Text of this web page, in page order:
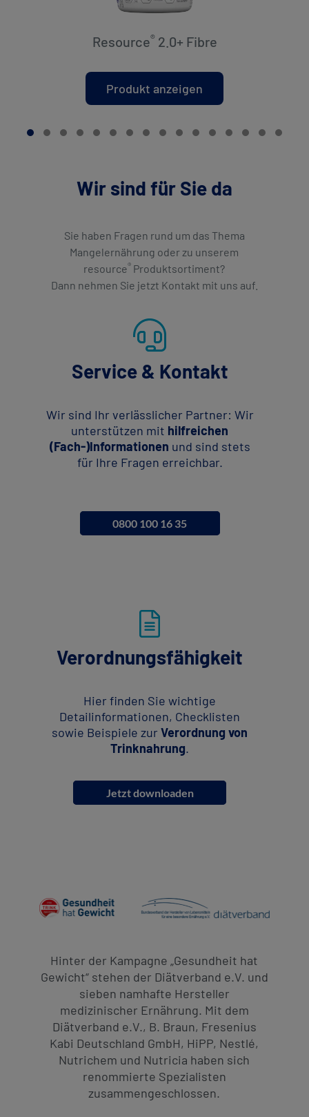
Resource® 2.0+ Fibre
Produkt anzeigen
Wir sind für Sie da
Sie haben Fragen rund um das Thema
Mangelernährung oder zu unserem
resource® Produktsortiment?
Dann nehmen Sie jetzt Kontakt mit uns auf.
Service & Kontakt
Wir sind Ihr verlässlicher Partner: Wir
unterstützen mit hilfreichen
(Fach-)Informationen und sind stets
für Ihre Fragen erreichbar.
0800 100 16 35
Verordnungsfähigkeit
Hier finden Sie wichtige
Detailinformationen, Checklisten
sowie Beispiele zurVerordnung von
Trinknahrung.
Jetzt downloaden
Hinter der Kampagne „Gesundheit hat
Gewicht“ stehen der Diätverband e.V. und
sieben namhafte Hersteller
medizinischer Ernährung. Mit dem
Diätverband e.V., B. Braun, Fresenius
Kabi Deutschland GmbH, HiPP, Nestlé,
Nutrichem und Nutricia haben sich
renommierte Spezialisten
zusammengeschlossen.